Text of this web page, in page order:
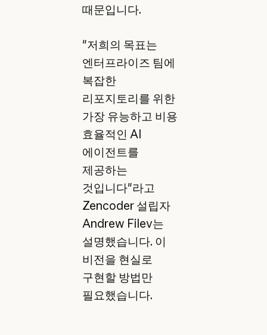
때문입니다.
"저희의 목표는
엔터프라이즈 팀에
복잡한
리포지토리를 위한
가장 유능하고 비용
효율적인 AI
에이전트를
제공하는
것입니다"라고
Zencoder 설립자
Andrew Filev는
설명했습니다. 이
비전을 현실로
구현할 방법만
필요했습니다.